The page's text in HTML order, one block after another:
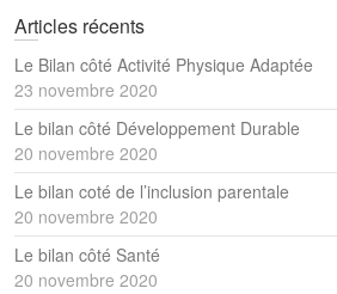
Articles récents
Le Bilan côté Activité Physique Adaptée
23 novembre 2020
Le bilan côté Développement Durable
20 novembre 2020
Le bilan coté de l’inclusion parentale
20 novembre 2020
Le bilan côté Santé
20 novembre 2020